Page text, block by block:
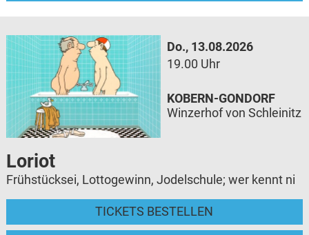
Do., 13.08.2026
19.00 Uhr
Loriot
Frühstücksei, Lottogewinn, Jodelschule; wer kennt ni
TICKETS BESTELLEN
KOBERN-GONDORF
Winzerhof von Schleinitz